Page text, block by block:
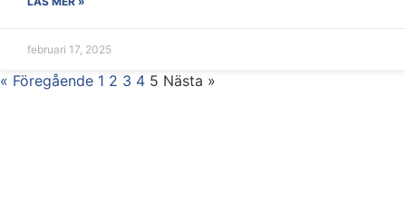
februari 17, 2025
« Föregående 1 2 3 4 5 Nästa »